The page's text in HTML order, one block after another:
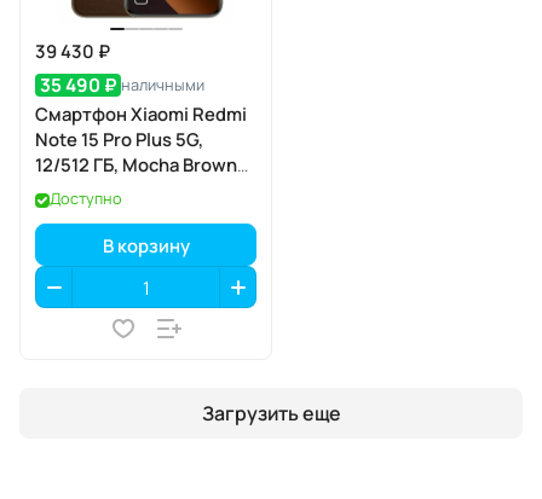
39 430 ₽
35 490 ₽ наличными
Смартфон Xiaomi Redmi
Note 15 Pro Plus 5G,
12/512 ГБ, Mocha Brown
(коричневый мокко)
Доступно
В корзину
Загрузить еще